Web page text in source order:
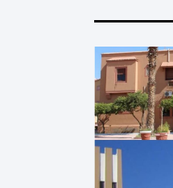
الوحيد المباشر والمنتخب من قِبل 211